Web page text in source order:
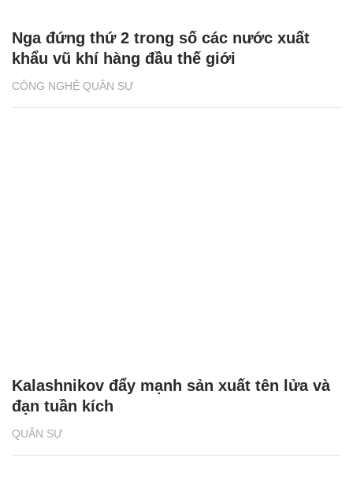
CÔNG NGHỆ QUÂN SỰ
Nga đứng thứ 2 trong số các nước xuất
khẩu vũ khí hàng đầu thế giới
QUÂN SỰ
Kalashnikov đẩy mạnh sản xuất tên lửa và
đạn tuần kích